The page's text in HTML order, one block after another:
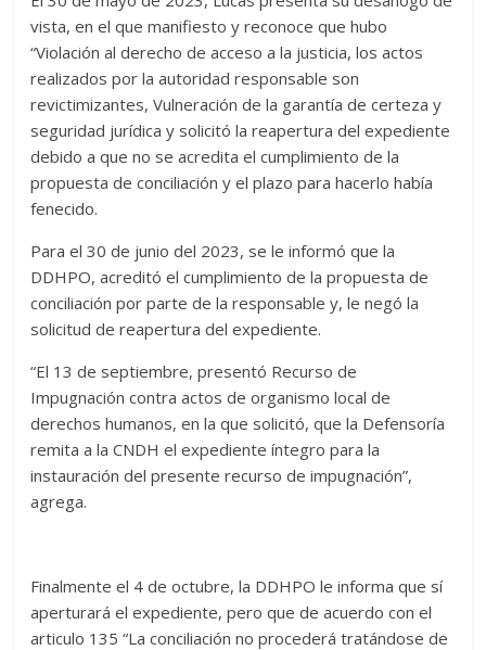
vista, en el que manifiesto y reconoce que hubo
“Violación al derecho de acceso a la justicia, los actos
realizados por la autoridad responsable son
revictimizantes, Vulneración de la garantía de certeza y
seguridad jurídica y solicitó la reapertura del expediente
debido a que no se acredita el cumplimiento de la
propuesta de conciliación y el plazo para hacerlo había
fenecido.
Para el 30 de junio del 2023, se le informó que la
DDHPO, acreditó el cumplimiento de la propuesta de
conciliación por parte de la responsable y, le negó la
solicitud de reapertura del expediente.
“El 13 de septiembre, presentó Recurso de
Impugnación contra actos de organismo local de
derechos humanos, en la que solicitó, que la Defensoría
remita a la CNDH el expediente íntegro para la
instauración del presente recurso de impugnación”,
agrega.
Finalmente el 4 de octubre, la DDHPO le informa que sí
aperturará el expediente, pero que de acuerdo con el
articulo 135 “La conciliación no procederá tratándose de